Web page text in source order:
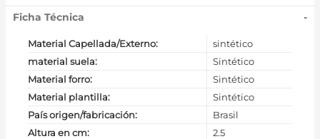
Ficha Técnica -
Material Capellada/Externo:
sintético
material suela:
Sintético
Material forro:
Sintético
Material plantilla:
Sintético
País origen/fabricación:
Brasil
Altura en cm: 2.5